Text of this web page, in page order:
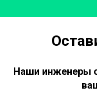
Наши инженеры